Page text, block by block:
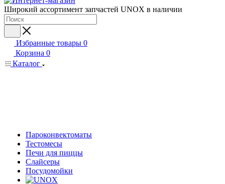
Широкий ассортимент запчастей UNOX в наличии
Избранные товары 0
Корзина 0
Каталог
Пароконвектоматы
Тестомесы
Печи для пиццы
Слайсеры
Посудомойки